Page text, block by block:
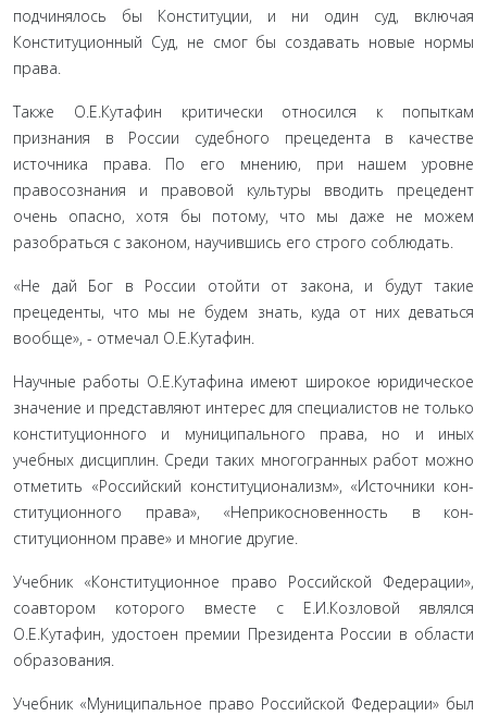
подчинялось бы Кон­ституции, и ни один суд, включая
Конституционный Суд, не смог бы создавать новые нормы
права.
Также О.Е.Кутафин критически относился к по­пыткам
признания в России судебного прецеден­та в качестве
источника права. По его мнению, при нашем уровне
правосознания и правовой культуры вводить прецедент
очень опасно, хотя бы потому, что мы даже не можем
разобраться с законом, научив­шись его строго соблюдать.
«Не дай Бог в России отойти от закона, и будут такие
прецеденты, что мы не будем знать, куда от них деваться
вообще», - отмечал О.Е.Кутафин.
Научные работы О.Е.Кутафина имеют широкое юридическое
значение и представляют интерес для специалистов не только
конституционного и муни­ципального права, но и иных
учебных дисциплин. Среди таких многогранных работ можно
отметить «Российский конституционализм», «Источники кон­
ституционного права», «Неприкосновенность в кон­
ституционном праве» и многие другие.
Учебник «Конституционное право Россий­ской Федерации»,
соавтором которого вместе с Е.И.Козловой являлся
О.Е.Кутафин, удостоен пре­мии Президента России в области
образования.
Учебник «Муниципальное право Российской Федерации» был